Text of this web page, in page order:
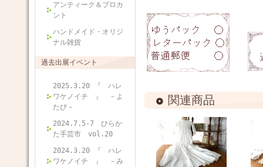
アンティーク＆ブロカ
ント
ハンドメイド・オリジ
ナル雑貨
過去出展イベント
2025.3.20 『 ハレ
ワケノイチ 』 －よ
たび－
2024.7.5-7 ひらか
た手芸市 vol.20
2024.3.20 『 ハレ
ワケノイチ 』 －み
関連商品